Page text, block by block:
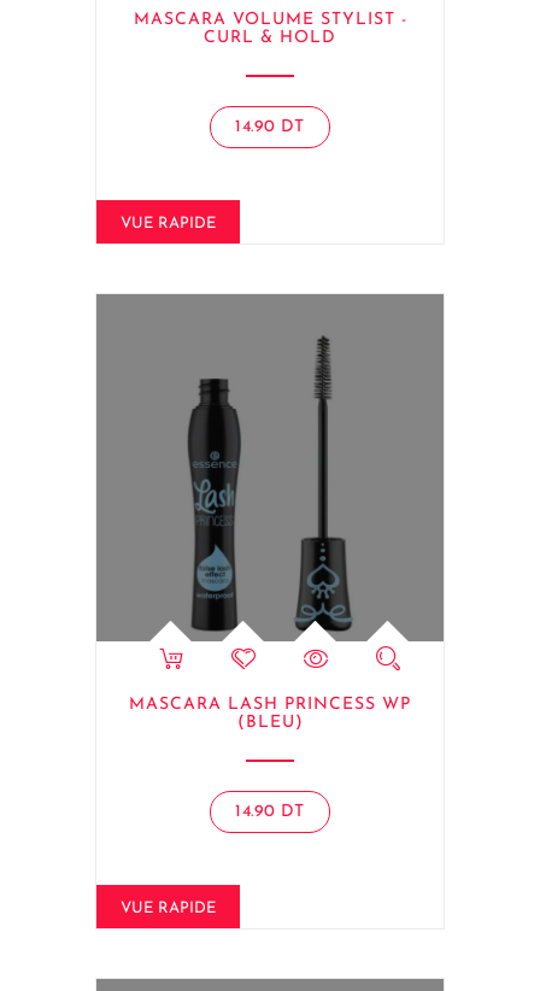
MASCARA VOLUME STYLIST -
CURL & HOLD
14.90 DT
VUE RAPIDE
MASCARA LASH PRINCESS WP
(BLEU)
14.90 DT
VUE RAPIDE